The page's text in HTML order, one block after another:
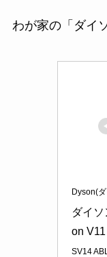
Dyson(
ダイ
on
SV14